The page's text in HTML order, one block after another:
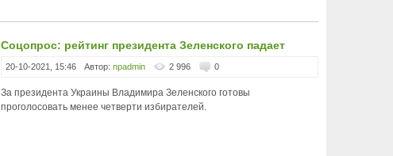
Соцопрос: рейтинг президента Зеленского падает
20-10-2021, 15:46 Автор: npadmin 2 996 0
За президента Украины Владимира Зеленского готовы
проголосовать менее четверти избирателей.